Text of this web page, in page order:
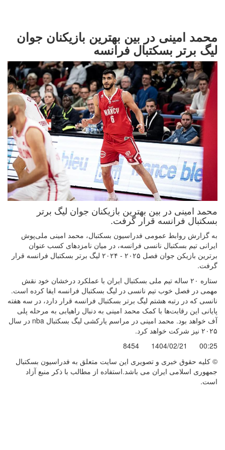
محمد امینی در بین بهترین بازیکنان جوان
لیگ برتر بسکتبال فرانسه
محمد امینی در بین بهترین بازیکنان جوان لیگ برتر
بسکتبال فرانسه قرار گرفت.
به گزارش روابط عمومی فدراسیون بسکتبال، محمد امینی ملی‌پوش
ایرانی تیم بسکتبال نانسی فرانسه، در میان نامزدهای کسب عنوان
برترین بازیکن جوان فصل ۲۰۲۵ - ۲۰۲۴ لیگ برتر بسکتبال فرانسه قرار
گرفت.
ستاره ۲۰ ساله تیم ملی بسکتبال ایران با عملکرد درخشان خود نقش
مهمی در فصل خوب تیم نانسی در لیگ بسکتبال فرانسه ایفا کرده است.
نانسی که در رتبه هشتم لیگ برتر بسکتبال فرانسه قرار دارد، در سه هفته
پایانی این رقابت‌ها با کمک محمد امینی به دنبال راهیابی به مرحله پلی
آف خواهد بود. محمد امینی در مراسم یارکشی لیگ بسکتبال nba در سال
۲۰۲۵ نیز شرکت خواهد کرد.
00:25
1404/02/21
8454
© کليه حقوق خبری و تصويری اين سايت متعلق به فدراسیون بسکتبال
جمهوری اسلامی ایران می باشد.استفاده از مطالب با ذكر منبع آزاد
است.